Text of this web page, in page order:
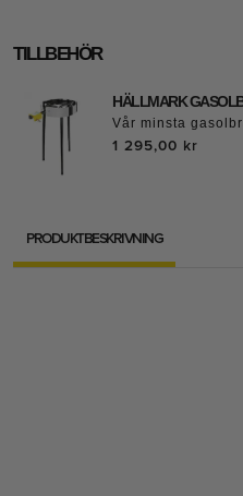
TILLBEHÖR
HÄLLMARK
Vår minsta
1 295,00 kr
PRODUKTBESKRIVNING